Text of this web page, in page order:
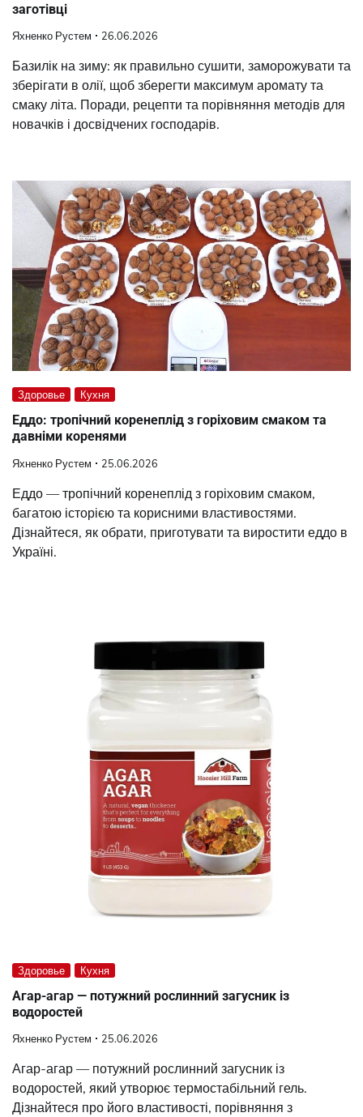
заготівці
Яхненко Рустем 26.06.2026
Базилік на зиму: як правильно сушити, заморожувати та
зберігати в олії, щоб зберегти максимум аромату та
смаку літа. Поради, рецепти та порівняння методів для
новачків і досвідчених господарів.
Здоровье Кухня
Еддо: тропічний коренеплід з горіховим смаком та
давніми коренями
Яхненко Рустем 25.06.2026
Еддо — тропічний коренеплід з горіховим смаком,
багатою історією та корисними властивостями.
Дізнайтеся, як обрати, приготувати та виростити еддо в
Україні.
Здоровье Кухня
Агар-агар — потужний рослинний загусник із
водоростей
Яхненко Рустем 25.06.2026
Агар-агар — потужний рослинний загусник із
водоростей, який утворює термостабільний гель.
Дізнайтеся про його властивості, порівняння з